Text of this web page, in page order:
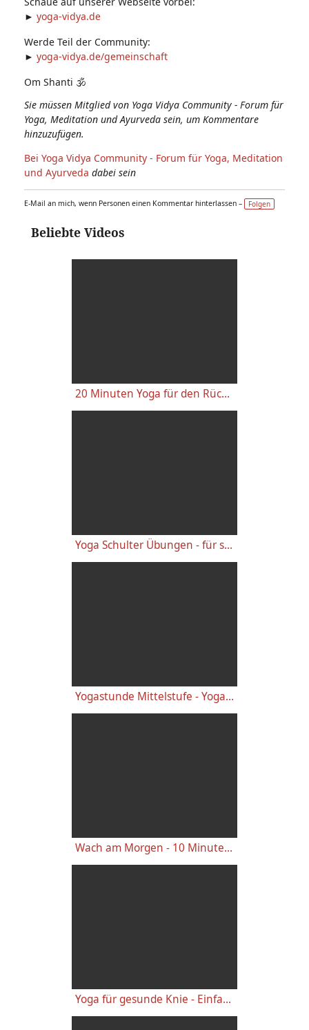
► yoga-vidya.de
Werde Teil der Community:
► yoga-vidya.de/gemeinschaft
Om Shanti 🕉
Sie müssen Mitglied von Yoga Vidya Community - Forum für
Yoga, Meditation und Ayurveda sein, um Kommentare
hinzuzufügen.
Bei Yoga Vidya Community - Forum für Yoga, Meditation
und Ayurveda dabei sein
E-Mail an mich, wenn Personen einen Kommentar hinterlassen – Folgen
Beliebte Videos
20 Minuten Yoga für den Rücken - Anfänger-Level
Yoga Schulter Übungen - für starke gesunde Schultern, gegen Schulterschmerzen
Yogastunde Mittelstufe - Yoga Vidya Grundreihe
Wach am Morgen - 10 Minuten Yogastunde für Energie
Yoga für gesunde Knie - Einfache wirkungsvolle Gelenkübungen